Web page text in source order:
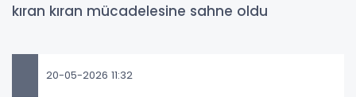
kıran kıran mücadelesine sahne oldu
20-05-2026 11:32